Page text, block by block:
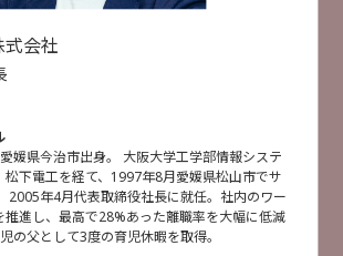
塚商会
受付終了
PC入替後のランサム感染リスクと評
る簡単防止策！
4日
検索
検索件数52件
式会社
媛県今治市出身。 大阪大学工学部情報システ
松下電工を経て、1997年8月愛媛県松山市でサ
2005年4月代表取締役社長に就任。社内のワー
推進し、最高で28%あった離職率を大幅に低減
の父として3度の育児休暇を取得。